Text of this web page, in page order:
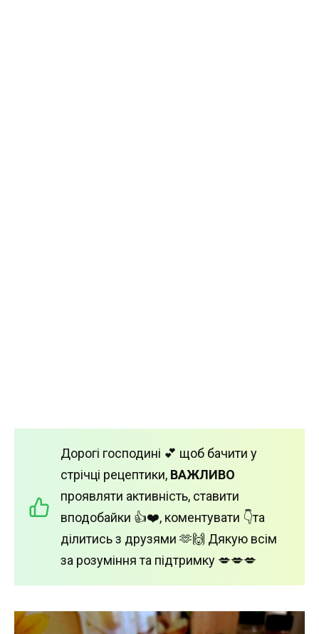
Дорогі господині 💕 щоб бачити у
стрічці рецептики, ВАЖЛИВО
проявляти активність, ставити
вподобайки 👍❤️, коментувати 👇та
ділитись з друзями 🫶🙌 Дякую всім
за розуміння та підтримку 💋💋💋